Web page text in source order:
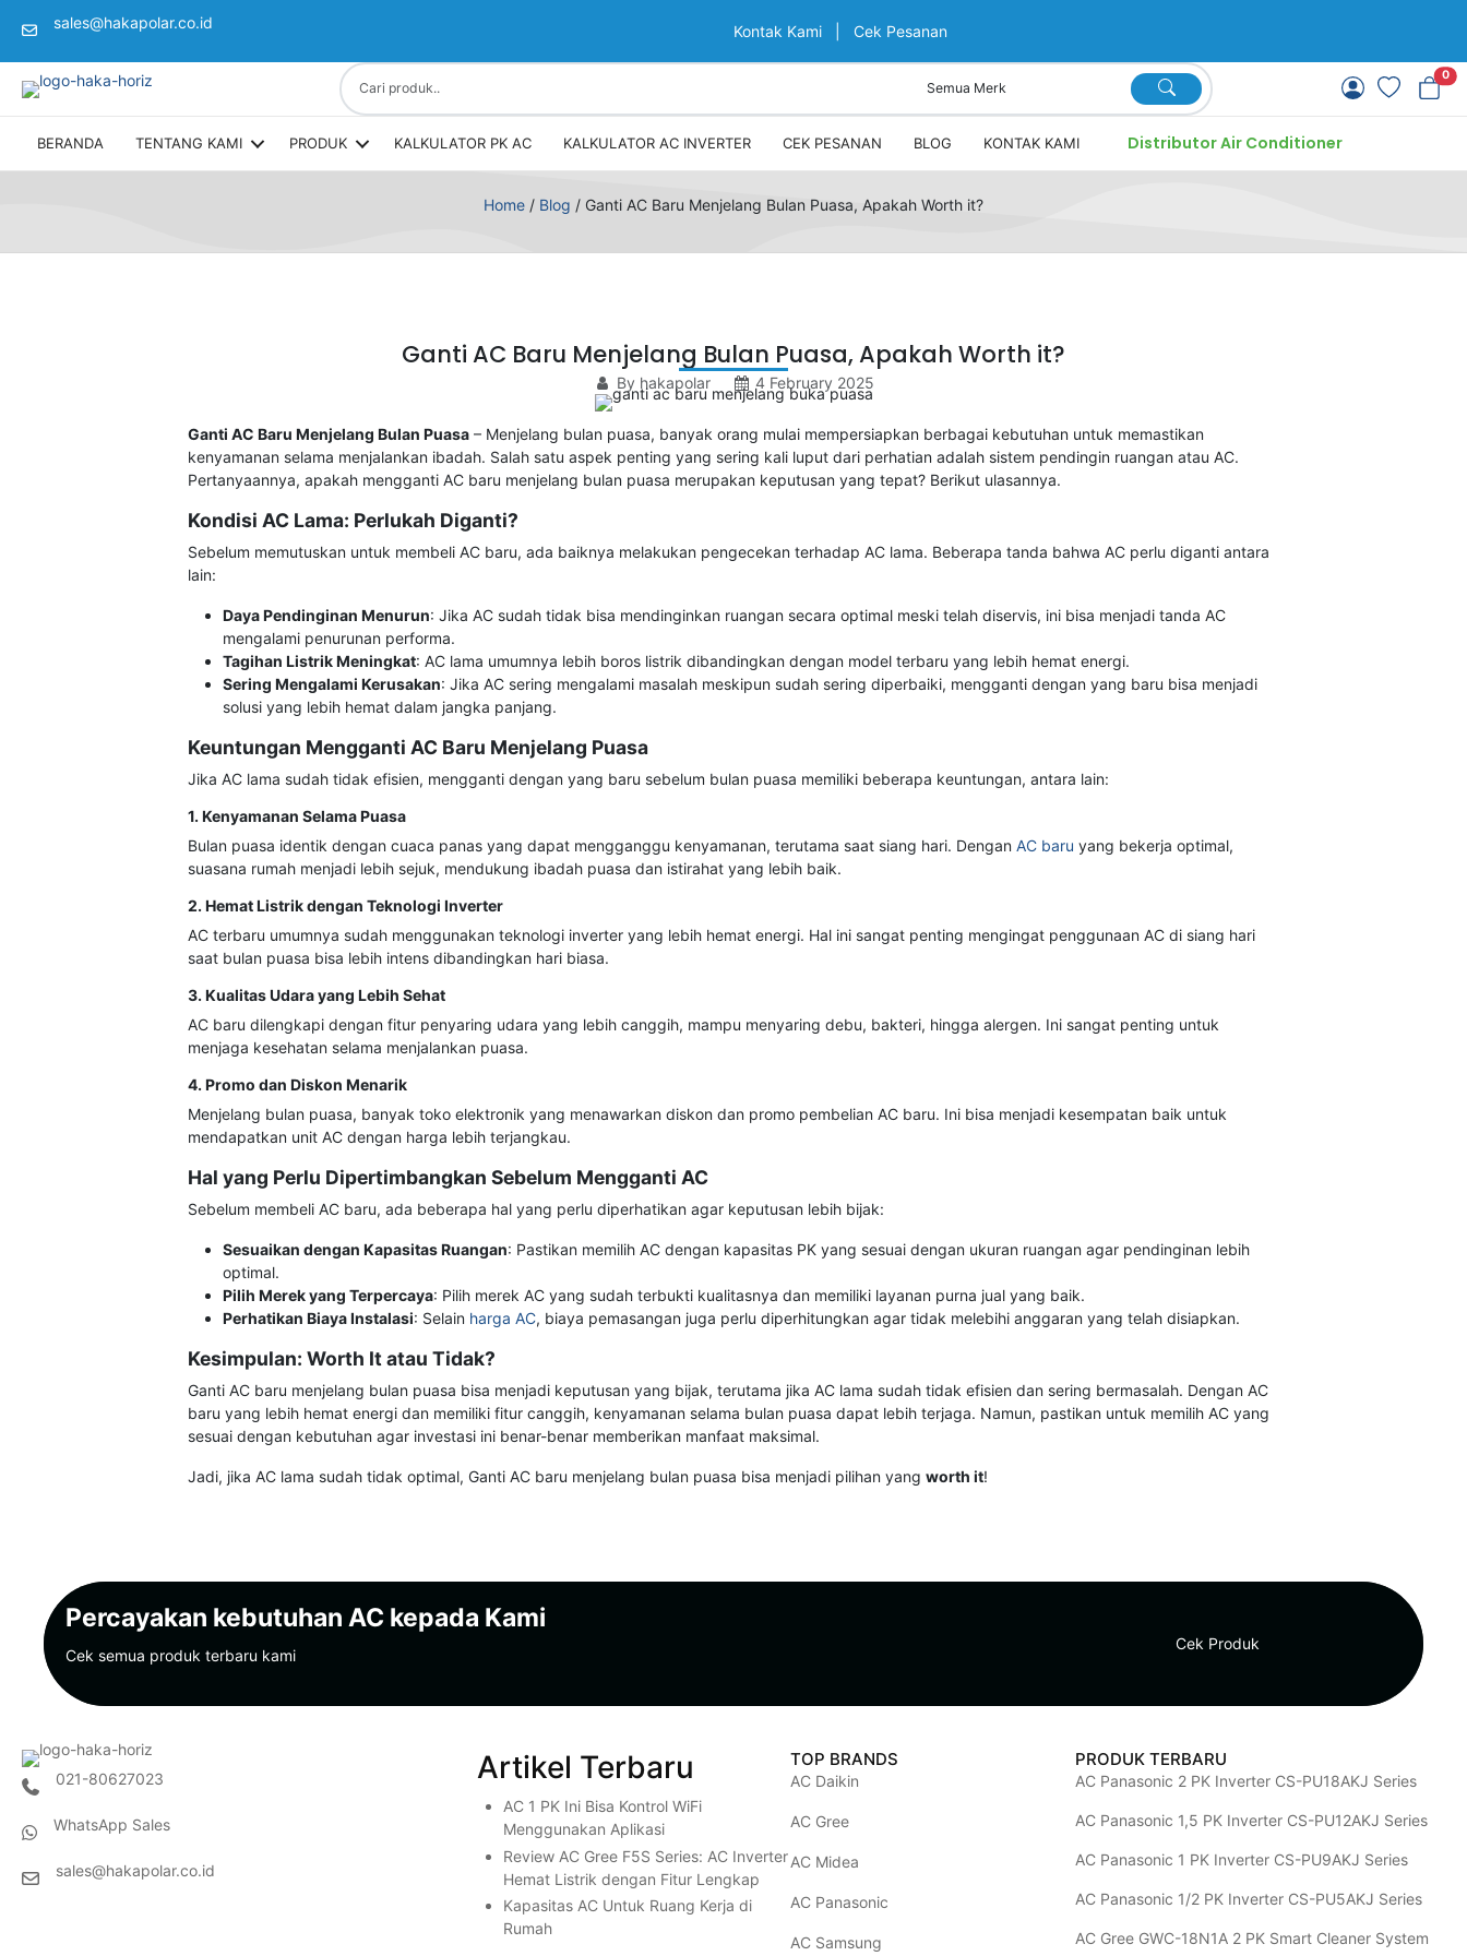
sales@hakapolar.co.id
(opens in new tab)
Kontak Kami Cek Pesanan
0
BERANDA TENTANG KAMI PRODUK KALKULATOR PK AC KALKULATOR AC INVERTER CEK PESANAN BLOG KONTAK KAMI Distributor Air Conditioner
Home / Blog / Ganti AC Baru Menjelang Bulan Puasa, Apakah Worth it?
Ganti AC Baru Menjelang Bulan Puasa, Apakah Worth it?
By hakapolar 4 February 2025
Ganti AC Baru Menjelang Bulan Puasa – Menjelang bulan puasa, banyak orang mulai mempersiapkan berbagai kebutuhan untuk memastikan
kenyamanan selama menjalankan ibadah. Salah satu aspek penting yang sering kali luput dari perhatian adalah sistem pendingin ruangan atau AC.
Pertanyaannya, apakah mengganti AC baru menjelang bulan puasa merupakan keputusan yang tepat? Berikut ulasannya.
Kondisi AC Lama: Perlukah Diganti?
Sebelum memutuskan untuk membeli AC baru, ada baiknya melakukan pengecekan terhadap AC lama. Beberapa tanda bahwa AC perlu diganti antara
lain:
Daya Pendinginan Menurun: Jika AC sudah tidak bisa mendinginkan ruangan secara optimal meski telah diservis, ini bisa menjadi tanda AC
mengalami penurunan performa.
Tagihan Listrik Meningkat: AC lama umumnya lebih boros listrik dibandingkan dengan model terbaru yang lebih hemat energi.
Sering Mengalami Kerusakan: Jika AC sering mengalami masalah meskipun sudah sering diperbaiki, mengganti dengan yang baru bisa menjadi
solusi yang lebih hemat dalam jangka panjang.
Keuntungan Mengganti AC Baru Menjelang Puasa
Jika AC lama sudah tidak efisien, mengganti dengan yang baru sebelum bulan puasa memiliki beberapa keuntungan, antara lain:
1. Kenyamanan Selama Puasa
Bulan puasa identik dengan cuaca panas yang dapat mengganggu kenyamanan, terutama saat siang hari. Dengan AC baru yang bekerja optimal,
suasana rumah menjadi lebih sejuk, mendukung ibadah puasa dan istirahat yang lebih baik.
2. Hemat Listrik dengan Teknologi Inverter
AC terbaru umumnya sudah menggunakan teknologi inverter yang lebih hemat energi. Hal ini sangat penting mengingat penggunaan AC di siang hari
saat bulan puasa bisa lebih intens dibandingkan hari biasa.
3. Kualitas Udara yang Lebih Sehat
AC baru dilengkapi dengan fitur penyaring udara yang lebih canggih, mampu menyaring debu, bakteri, hingga alergen. Ini sangat penting untuk
menjaga kesehatan selama menjalankan puasa.
4. Promo dan Diskon Menarik
Menjelang bulan puasa, banyak toko elektronik yang menawarkan diskon dan promo pembelian AC baru. Ini bisa menjadi kesempatan baik untuk
mendapatkan unit AC dengan harga lebih terjangkau.
Hal yang Perlu Dipertimbangkan Sebelum Mengganti AC
Sebelum membeli AC baru, ada beberapa hal yang perlu diperhatikan agar keputusan lebih bijak:
Sesuaikan dengan Kapasitas Ruangan: Pastikan memilih AC dengan kapasitas PK yang sesuai dengan ukuran ruangan agar pendinginan lebih
optimal.
Pilih Merek yang Terpercaya: Pilih merek AC yang sudah terbukti kualitasnya dan memiliki layanan purna jual yang baik.
Perhatikan Biaya Instalasi: Selain harga AC, biaya pemasangan juga perlu diperhitungkan agar tidak melebihi anggaran yang telah disiapkan.
Kesimpulan: Worth It atau Tidak?
Ganti AC baru menjelang bulan puasa bisa menjadi keputusan yang bijak, terutama jika AC lama sudah tidak efisien dan sering bermasalah. Dengan AC
baru yang lebih hemat energi dan memiliki fitur canggih, kenyamanan selama bulan puasa dapat lebih terjaga. Namun, pastikan untuk memilih AC yang
sesuai dengan kebutuhan agar investasi ini benar-benar memberikan manfaat maksimal.
Jadi, jika AC lama sudah tidak optimal, Ganti AC baru menjelang bulan puasa bisa menjadi pilihan yang worth it!
Percayakan kebutuhan AC kepada Kami
Cek semua produk terbaru kami
Cek Produk
021-80627023
(opens in new tab)
WhatsApp Sales
(opens in new tab)
sales@hakapolar.co.id
Artikel Terbaru
AC 1 PK Ini Bisa Kontrol WiFi
Menggunakan Aplikasi
Review AC Gree F5S Series: AC Inverter
Hemat Listrik dengan Fitur Lengkap
Kapasitas AC Untuk Ruang Kerja di
Rumah
TOP BRANDS
AC Daikin
AC Gree
AC Midea
AC Panasonic
AC Samsung
PRODUK TERBARU
AC Panasonic 2 PK Inverter CS-PU18AKJ Series
AC Panasonic 1,5 PK Inverter CS-PU12AKJ Series
AC Panasonic 1 PK Inverter CS-PU9AKJ Series
AC Panasonic 1/2 PK Inverter CS-PU5AKJ Series
AC Gree GWC-18N1A 2 PK Smart Cleaner System